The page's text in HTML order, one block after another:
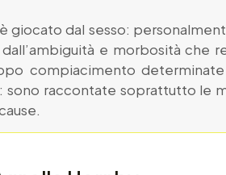
giocato dal sesso:
e morbosità che
compiacimento
sono raccontate soprattutto le